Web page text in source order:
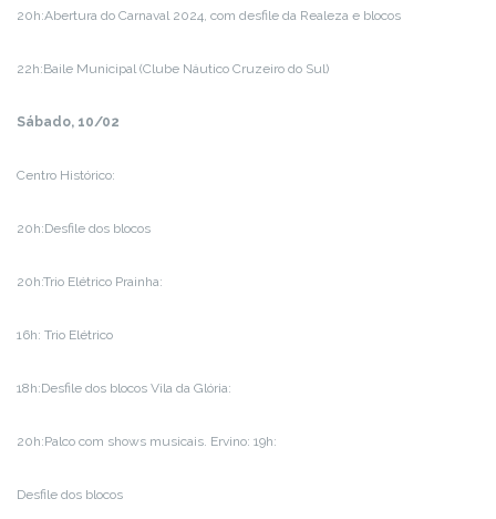
20h:Abertura do Carnaval 2024, com desfile da Realeza e blocos
22h:Baile Municipal (Clube Náutico Cruzeiro do Sul)
Sábado, 10/02
Centro Histórico:
20h:Desfile dos blocos
20h:Trio Elétrico Prainha:
16h: Trio Elétrico
18h:Desfile dos blocos Vila da Glória:
20h:Palco com shows musicais. Ervino: 19h:
Desfile dos blocos